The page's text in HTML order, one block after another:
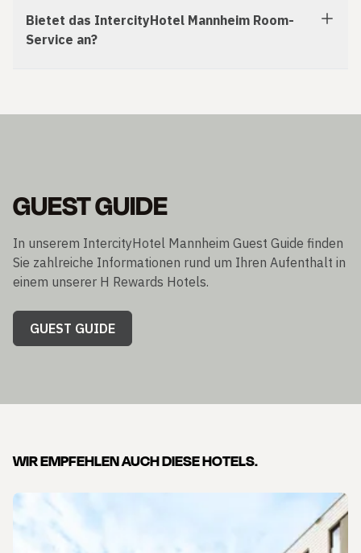
Bietet das IntercityHotel Mannheim Room-
Service an?
GUEST GUIDE
In unserem IntercityHotel Mannheim Guest Guide finden
Sie zahlreiche Informationen rund um Ihren Aufenthalt in
einem unserer H Rewards Hotels.
GUEST GUIDE
WIR EMPFEHLEN AUCH DIESE HOTELS.